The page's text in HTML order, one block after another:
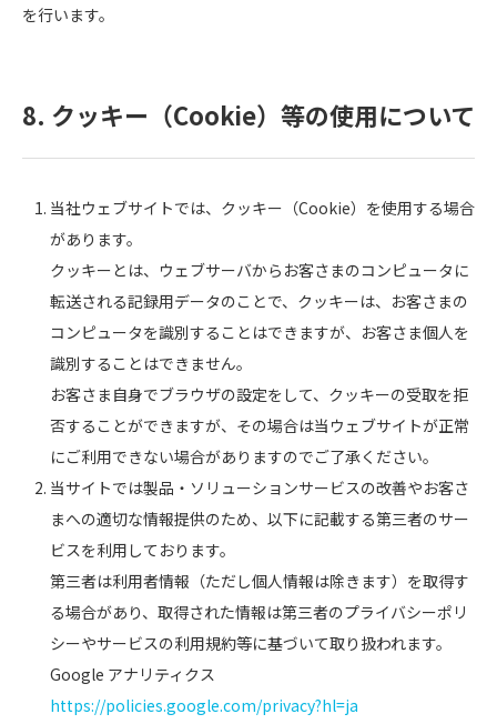
を行います。
8. クッキー（Cookie）等の使用について
当社ウェブサイトでは、クッキー（Cookie）を使用する場合
があります。
クッキーとは、ウェブサーバからお客さまのコンピュータに
転送される記録用データのことで、クッキーは、お客さまの
コンピュータを識別することはできますが、お客さま個人を
識別することはできません。
お客さま自身でブラウザの設定をして、クッキーの受取を拒
否することができますが、その場合は当ウェブサイトが正常
にご利用できない場合がありますのでご了承ください。
当サイトでは製品・ソリューションサービスの改善やお客さ
まへの適切な情報提供のため、以下に記載する第三者のサー
ビスを利用しております。
第三者は利用者情報（ただし個人情報は除きます）を取得す
る場合があり、取得された情報は第三者のプライバシーポリ
シーやサービスの利用規約等に基づいて取り扱われます。
Google アナリティクス
https://policies.google.com/privacy?hl=ja